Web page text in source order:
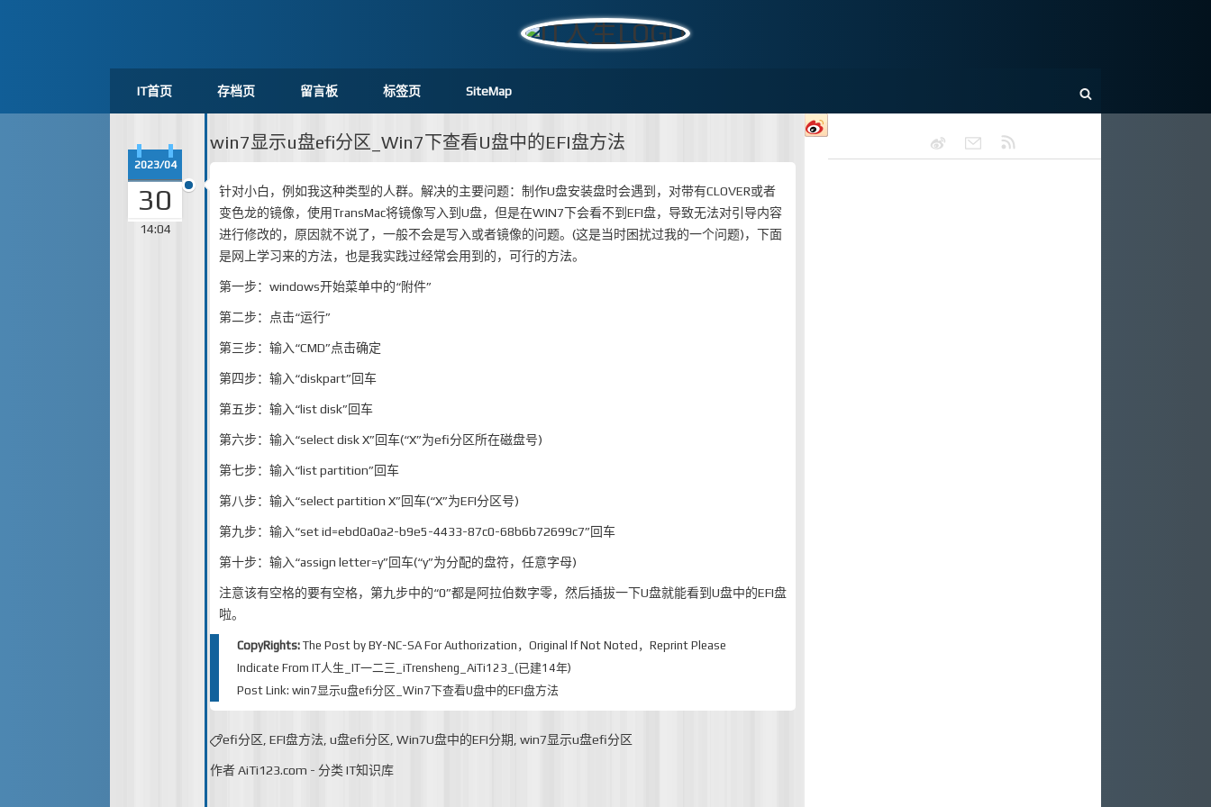
IT首页 存档页 留言板 标签页 SiteMap
win7显示u盘efi分区_Win7下查看U盘中的EFI盘方法
2023/04
30
14:04
针对小白，例如我这种类型的人群。解决的主要问题：制作U盘安装盘时会遇到，对带有CLOVER或者
变色龙的镜像，使用TransMac将镜像写入到U盘，但是在WIN7下会看不到EFI盘，导致无法对引导内容
进行修改的，原因就不说了，一般不会是写入或者镜像的问题。(这是当时困扰过我的一个问题)，下面
是网上学习来的方法，也是我实践过经常会用到的，可行的方法。
第一步：windows开始菜单中的“附件”
第二步：点击“运行”
第三步：输入“CMD”点击确定
第四步：输入“diskpart”回车
第五步：输入“list disk”回车
第六步：输入“select disk X”回车(“X”为efi分区所在磁盘号)
第七步：输入“list partition”回车
第八步：输入“select partition X”回车(“X”为EFI分区号)
第九步：输入“set id=ebd0a0a2-b9e5-4433-87c0-68b6b72699c7”回车
第十步：输入“assign letter=y”回车(“y”为分配的盘符，任意字母)
注意该有空格的要有空格，第九步中的“0”都是阿拉伯数字零，然后插拔一下U盘就能看到U盘中的EFI盘
啦。
CopyRights:The Post byBY-NC-SA For Authorization，Original If Not Noted，Reprint Please
Indicate FromIT人生_IT一二三_iTrensheng_AiTi123_(已建14年)
Post Link:win7显示u盘efi分区_Win7下查看U盘中的EFI盘方法
efi分区 ,EFI盘方法 ,u盘efi分区 ,Win7U盘中的EFI分期 ,win7显示u盘efi分区
作者AiTi123.com - 分类IT知识库